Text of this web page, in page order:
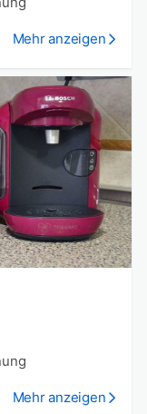
Mehr anzeigen
Mehr anzeigen